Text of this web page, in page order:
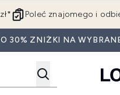
Poleć znajomego i
30% ZNIŻKI NA